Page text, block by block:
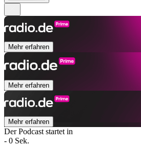
Mehr erfahren
Mehr erfahren
Mehr erfahren
Der Podcast startet in
- 0 Sek.